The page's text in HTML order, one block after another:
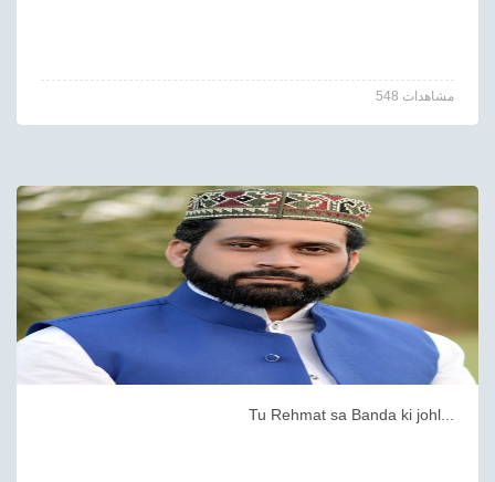
548 مشاهدات
Tu Rehmat sa Banda ki johl...